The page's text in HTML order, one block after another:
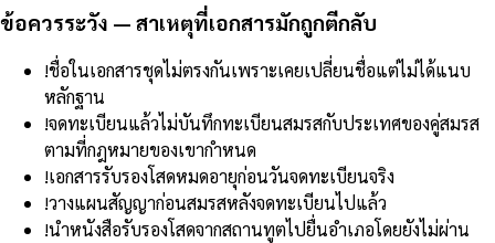
ข้อควรระวัง — สาเหตุที่เอกสารมักถูกตีกลับ
!ชื่อในเอกสารชุดไม่ตรงกันเพราะเคยเปลี่ยนชื่อแต่ไม่ได้แนบ
หลักฐาน
!จดทะเบียนแล้วไม่บันทึกทะเบียนสมรสกับประเทศของคู่สมรส
ตามที่กฎหมายของเขากำหนด
!เอกสารรับรองโสดหมดอายุก่อนวันจดทะเบียนจริง
!วางแผนสัญญาก่อนสมรสหลังจดทะเบียนไปแล้ว
!นำหนังสือรับรองโสดจากสถานทูตไปยื่นอำเภอโดยยังไม่ผ่าน